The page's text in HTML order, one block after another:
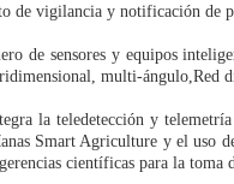
de vigilancia y notificación de
de sensores y equipos
multi-ángulo,Red
la teledetección y
Smart Agriculture y el uso
científicas para la